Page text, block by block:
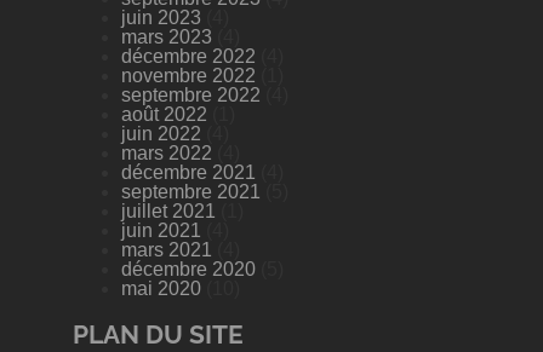
juin 2023
mars 2023
décembre 2022
novembre 2022
septembre 2022
août 2022
juin 2022
mars 2022
décembre 2021
septembre 2021
juillet 2021
juin 2021
mars 2021
décembre 2020
mai 2020
PLAN DU SITE